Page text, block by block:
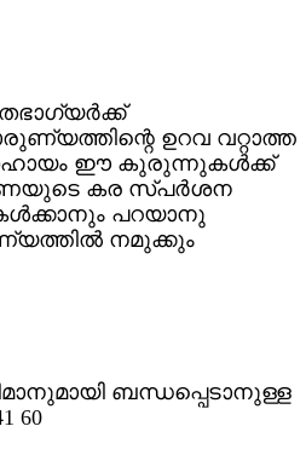
ഉറവ വറ്റാത്ത
ഈ കുരുന്നുകള്‍ക്ക്
കര സ്പര്‍ശന
പറയാനു
നമുക്കും
ബന്ധപ്പെടാനുള്ള
60